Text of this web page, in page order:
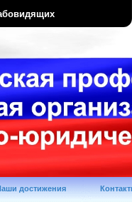
достижения